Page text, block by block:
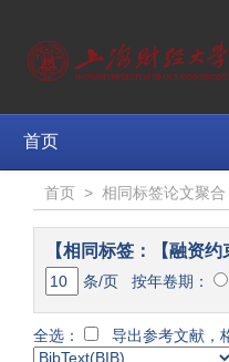
首页
首页 > 相同标签论文聚合
【相同标签：【融资
条/页 按年卷期：
全选： 导出参考文献，